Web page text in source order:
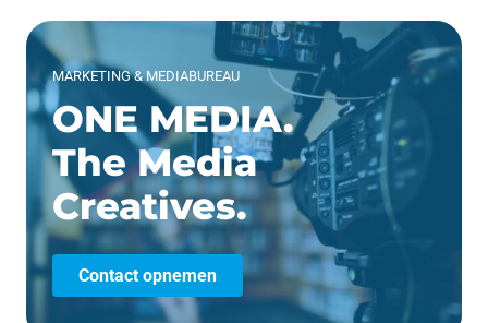
MARKETING & MEDIABUREAU
ONE MEDIA.
The Media
Creatives.
Contact opnemen